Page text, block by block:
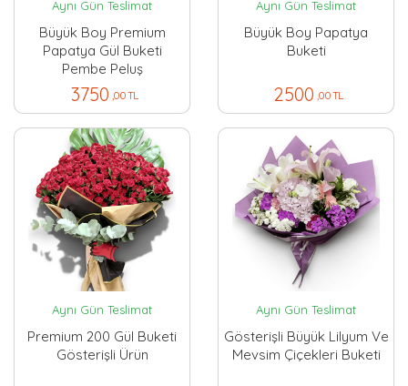
Aynı Gün Teslimat
Büyük Boy Premium
Papatya Gül Buketi
Pembe Peluş
3750 ,00 TL
Aynı Gün Teslimat
Büyük Boy Papatya
Buketi
2500 ,00 TL
Aynı Gün Teslimat
Premium 200 Gül Buketi
Gösterişli Ürün
Aynı Gün Teslimat
Gösterişli Büyük Lilyum Ve
Mevsim Çiçekleri Buketi